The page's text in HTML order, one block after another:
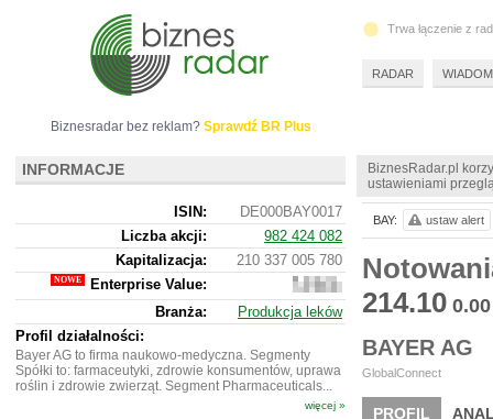
BiznesRadar.pl
ustawieniami
214.10 0.00
BAYER AG
GlobalConnect
PROFIL
BAY: ustaw alert
Biznesradar bez reklam? Sprawdź BR Plus
INFORMACJE
ISIN:
DE000BAY0017
Liczba akcji:
982 424 082
Kapitalizacja:
210 337 005 780
Enterprise Value:
021
280
Branża:
Produkcja leków
Profil działalności:
Bayer AG to firma naukowo-medyczna. Segmenty
Spółki to: farmaceutyki, zdrowie konsumentów, uprawa
roślin i zdrowie zwierząt. Segment Pharmaceuticals...
więcej »
Trwa łączenie z
RADAR